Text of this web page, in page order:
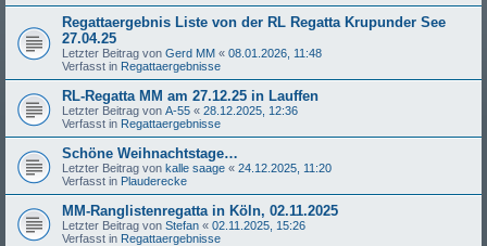
Regattaergebnis Liste von der RL Regatta Krupunder See
27.04.25
Letzter Beitrag von Gerd MM « 08.01.2026, 11:48
Verfasst in Regattaergebnisse
RL-Regatta MM am 27.12.25 in Lauffen
Letzter Beitrag von A-55 « 28.12.2025, 12:36
Verfasst in Regattaergebnisse
Schöne Weihnachtstage…
Letzter Beitrag von kalle saage « 24.12.2025, 11:20
Verfasst in Plauderecke
MM-Ranglistenregatta in Köln, 02.11.2025
Letzter Beitrag von Stefan « 02.11.2025, 15:26
Verfasst in Regattaergebnisse